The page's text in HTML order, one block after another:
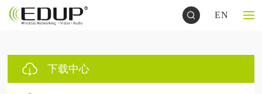
EN
下载中心